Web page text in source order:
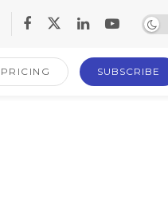
PRICING SUBSCRIBE